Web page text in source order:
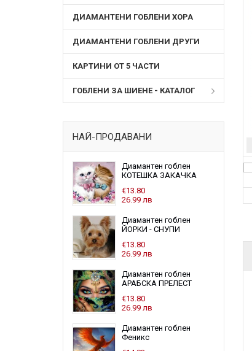
ДИАМАНТЕНИ ГОБЛЕНИ ХОРА
ДИАМАНТЕНИ ГОБЛЕНИ ДРУГИ
КАРТИНИ ОТ 5 ЧАСТИ
ГОБЛЕНИ ЗА ШИЕНЕ - КАТАЛОГ
НАЙ-ПРОДАВАНИ
Диамантен гоблен
КОТЕШКА ЗАКАЧКА
€13.80
26.99 лв
Диамантен гоблен
ЙОРКИ - СНУПИ
€13.80
26.99 лв
Диамантен гоблен
АРАБСКА ПРЕЛЕСТ
€13.80
26.99 лв
Диамантен гоблен
Феникс